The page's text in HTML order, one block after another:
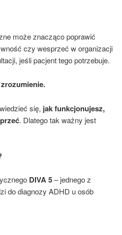
może znacząco poprawić
czy wesprzeć w organizacji
jeśli pacjent tego potrzebuje.
się, jak funkcjonujesz,
. Dlatego tak ważny jest
DIVA 5– jednego z
do diagnozy ADHD u osób